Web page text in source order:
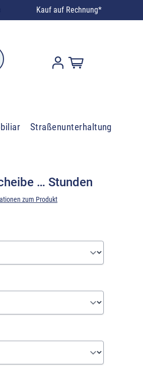
Kauf auf Rechnung*
Straßenunterhaltung
… Stunden
zum Produkt